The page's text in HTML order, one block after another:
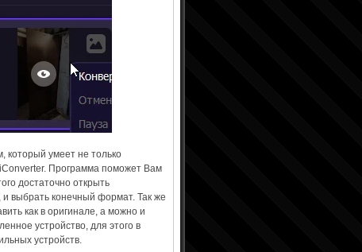
который умеет не только
Программа поможет Вам
достаточно открыть
выбрать конечный формат. Так же
как в оригинале, а можно и
устройство, для этого в
устройств.